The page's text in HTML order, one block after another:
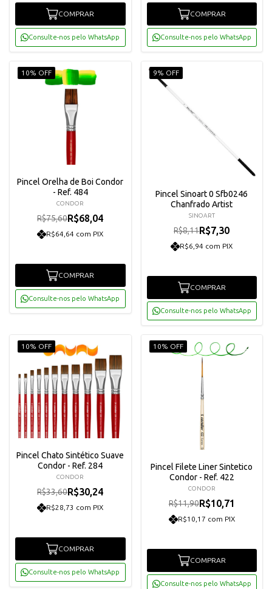
COMPRAR
Consulte-nos pelo WhatsApp
COMPRAR
Consulte-nos pelo WhatsApp
10% OFF
Pincel Orelha de Boi Condor
- Ref. 484
CONDOR
R$75,60R$68,04
R$64,64 com PIX
COMPRAR
Consulte-nos pelo WhatsApp
9% OFF
Pincel Sinoart 0 Sfb0246
Chanfrado Artist
SINOART
R$8,11R$7,30
R$6,94 com PIX
COMPRAR
Consulte-nos pelo WhatsApp
10% OFF
Pincel Chato Sintético Suave
Condor - Ref. 284
CONDOR
R$33,60R$30,24
R$28,73 com PIX
COMPRAR
Consulte-nos pelo WhatsApp
10% OFF
Pincel Filete Liner Sintetico
Condor - Ref. 422
CONDOR
R$11,90R$10,71
R$10,17 com PIX
COMPRAR
Consulte-nos pelo WhatsApp